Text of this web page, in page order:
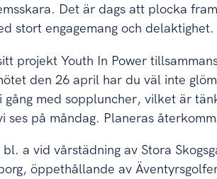
Det är dags att plocka
stort engagemang och delaktighet.
projekt Youth In Power
den 26 april har du väl inte
med soppluncher, vilket är
på måndag. Planeras
a vid vårstädning av Stora
öppethållande av